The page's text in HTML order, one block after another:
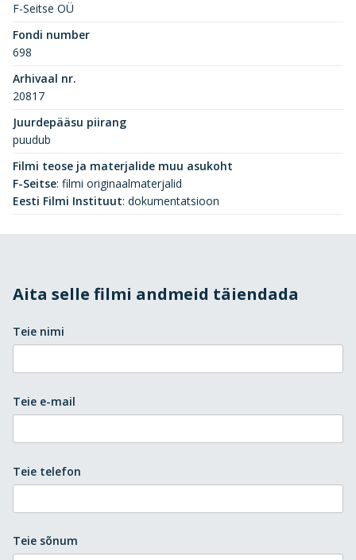
F-Seitse OÜ
Fondi number
698
Arhivaal nr.
20817
Juurdepääsu piirang
puudub
Filmi teose ja materjalide muu asukoht
F-Seitse: filmi originaalmaterjalid
Eesti Filmi Instituut: dokumentatsioon
Aita selle filmi andmeid täiendada
Teie nimi
Teie e-mail
Teie telefon
Teie sõnum